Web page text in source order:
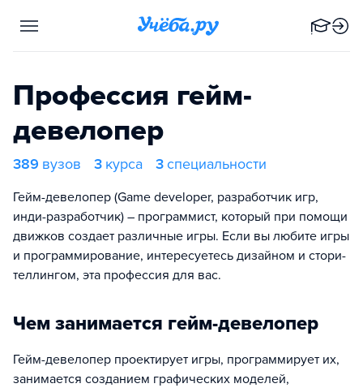
Профессия гейм-
девелопер
389 вузов 3 курса 3специальности
Гейм-девелопер (Game developer, разработчик игр,
инди-разработчик) – программист, который при помощи
движков создает различные игры. Если вы любите игры
и программирование, интересуетесь дизайном и стори-
теллингом, эта профессия для вас.
Чем занимается гейм-девелопер
Гейм-девелопер проектирует игры, программирует их,
занимается созданием графических моделей,